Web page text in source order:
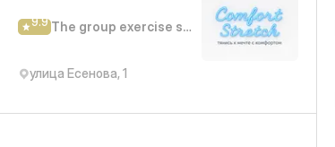
9.9 The group exercise studio
улица Есенова, 1